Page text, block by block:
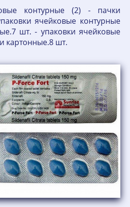
контурные (2) - пачки
ячейковые контурные
шт. - упаковки ячейковые
картонные.8 шт.